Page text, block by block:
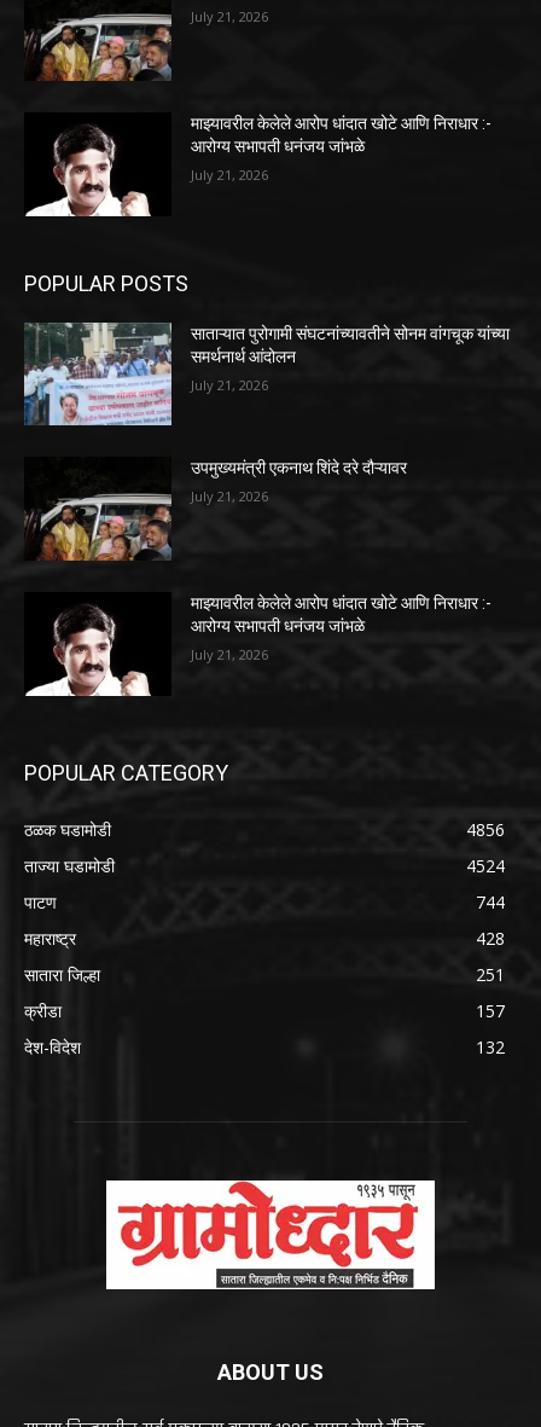
July 21, 2026
माझ्यावरील केलेले आरोप धांदात खोटे आणि निराधार :-
आरोग्य सभापती धनंजय जांभळे
July 21, 2026
POPULAR POSTS
साताऱ्यात पुरोगामी संघटनांच्यावतीने सोनम वांगचूक यांच्या
समर्थनार्थ आंदोलन
July 21, 2026
उपमुख्यमंत्री एकनाथ शिंदे दरे दौऱ्यावर
July 21, 2026
माझ्यावरील केलेले आरोप धांदात खोटे आणि निराधार :-
आरोग्य सभापती धनंजय जांभळे
July 21, 2026
POPULAR CATEGORY
ठळक घडामोडी
4856
ताज्या घडामोडी
4524
पाटण
744
महाराष्ट्र
428
सातारा जिल्हा
251
क्रीडा
157
देश-विदेश
132
ABOUT US